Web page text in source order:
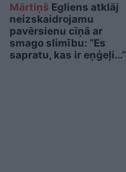
Mārtiņš Egliens atklāj
neizskaidrojamu
pavērsienu cīņā ar
smago slimību: “Es
sapratu, kas ir eņģeļi…”